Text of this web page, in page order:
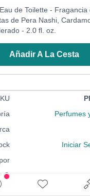
de Toilette - Fragancia
de Pera Nashi,
- 2.0 fl. oz.
Añadir A La Cesta
Perfumes
Iniciar